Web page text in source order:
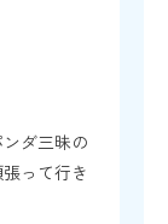
ダ三昧の
って行き